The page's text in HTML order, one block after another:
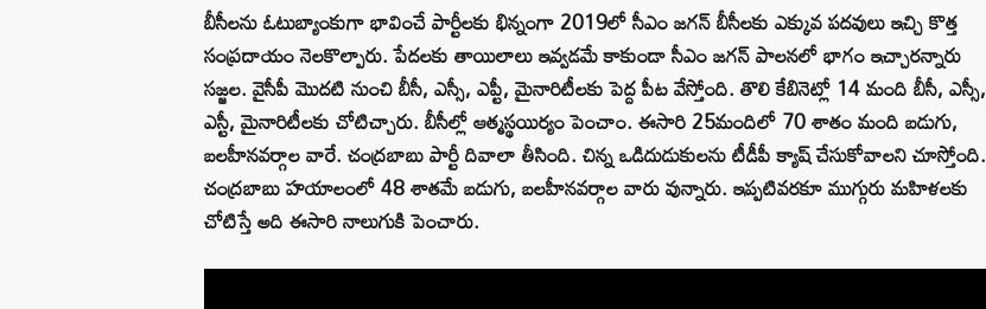
బీసీలను ఓటుబ్యాంకుగా భావించే పార్టీలకు భిన్నంగా 2019లో సీఎం జగన్ బీసీలకు ఎక్కువ పదవులు ఇచ్చి కొత్త
సంప్రదాయం నెలకొల్పారు. పేదలకు తాయిలాలు ఇవ్వడమే కాకుండా సీఎం జగన్ పాలనలో భాగం ఇచ్చారన్నారు
సజ్జల. వైసీపీ మొదటి నుంచి బీసీ, ఎస్సీ, ఎప్టీ, మైనారిటీలకు పెద్ద పీట వేస్తోంది. తొలి కేబినెట్లో 14 మంది బీసీ, ఎస్సీ,
ఎస్టీ, మైనారిటీలకు చోటిచ్చారు. బీసీల్లో ఆత్మస్థయిర్యం పెంచాం. ఈసారి 25మందిలో 70 శాతం మంది బడుగు,
బలహీనవర్గాల వారే. చంద్రబాబు పార్టీ దివాలా తీసింది. చిన్న ఒడిదుడుకులను టీడీపీ క్యాష్ చేసుకోవాలని చూస్తోంది.
చంద్రబాబు హయాలంలో 48 శాతమే బడుగు, బలహీనవర్గాల వారు వున్నారు. ఇప్పటివరకూ ముగ్గురు మహిళలకు
చోటిస్తే అది ఈసారి నాలుగుకి పెంచారు.